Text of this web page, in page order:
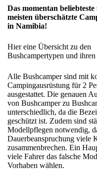
Das momentan
meisten überschätzte
in Namibia!
Hier eine Übersicht zu den
Bushcampertypen und
Alle Bushcamper sind mit
Campingausrüstung für 2
ausgestattet. Die genauen
von Bushcamper zu
unterschiedlich, da die
geschützt ist. Zudem sind
Modellpflegen notwendig,
Dauerbeanspruchung viele
zusammenbrechen. Ein
viele Fahrer das falsche
Vorhaben wählen.